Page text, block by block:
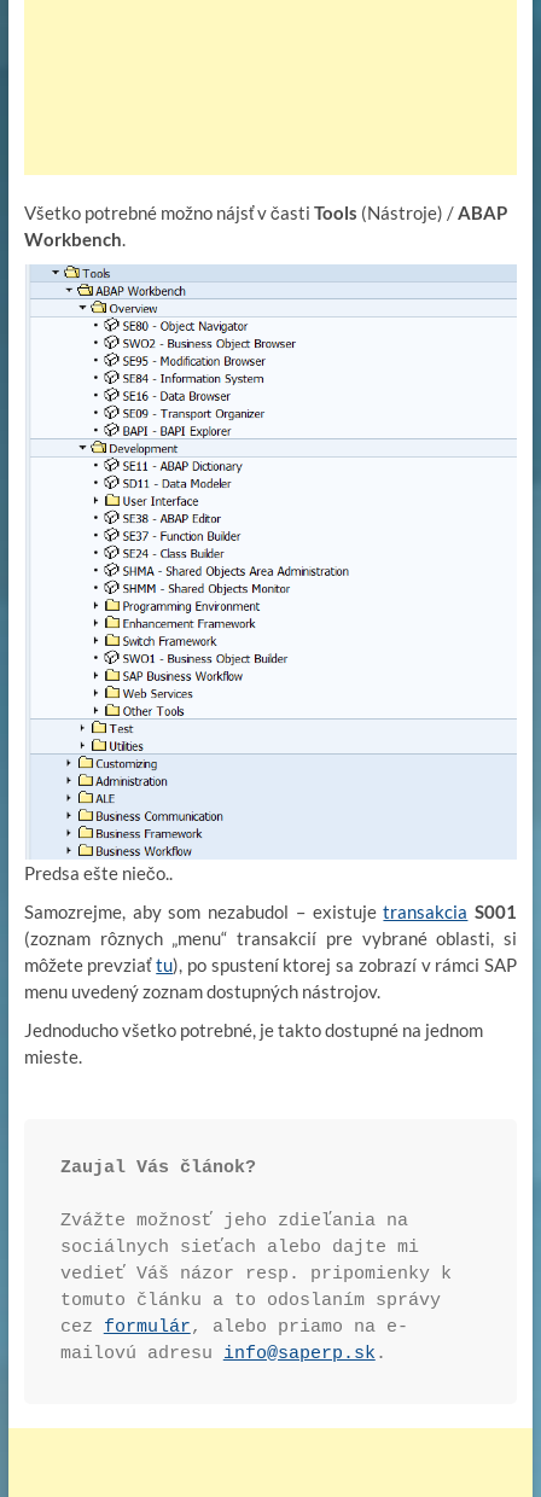
Všetko potrebné možno nájsť v časti Tools (Nástroje) / ABAP
Workbench
Predsa ešte niečo..
Samozrejme, aby som nezabudol – existujetransakcia S001
(zoznam rôznych „menu“ transakcií pre vybrané oblasti, si
môžete prevziaťtu), po spustení ktorej sa zobrazí v rámci SAP
menu uvedený zoznam dostupných nástrojov.
Jednoducho všetko potrebné, je takto dostupné na jednom
mieste.
Zaujal Vás článok?
Zvážte možnosť jeho zdieľania na
sociálnych sieťach alebo dajte mi
vedieť Váš názor resp. pripomienky k
tomuto článku a to odoslaním správy
cez formulár, alebo priamo na e-
mailovú adresu info@saperp.sk .